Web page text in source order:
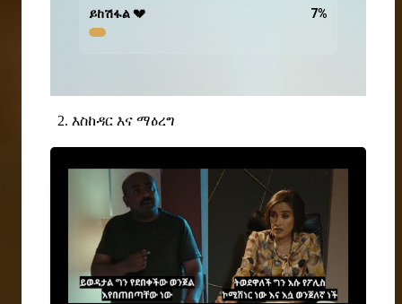
ይከሽፋል 💔 7%
2. እስከዳር እና ማዕረግ